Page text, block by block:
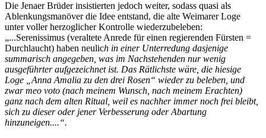
Die Jenaer Brüder insistierten jedoch weiter, sodass quasi als
Ablenkungsmanöver die Idee entstand, die alte Weimarer Loge
unter voller herzoglicher Kontrolle wiederzubeleben:
„...Serenissimus (veraltete Anrede für einen regierenden Fürsten =
Durchlaucht) haben neulich in einer Unterredung dasjenige
summarisch angegeben, was im Nachstehenden nur wenig
ausgeführter aufgezeichnet ist. Das Rätlichste wäre, die hiesige
Loge „Anna Amalia zu den drei Rosen“ wieder zu beleben, und
zwar meo voto (nach meinem Wunsch, nach meinem Erachten)
ganz nach dem alten Ritual, weil es nachher immer noch frei bleibt,
sich zu dieser oder jener Verbesserung oder Abartung
hinzuneigen....“.